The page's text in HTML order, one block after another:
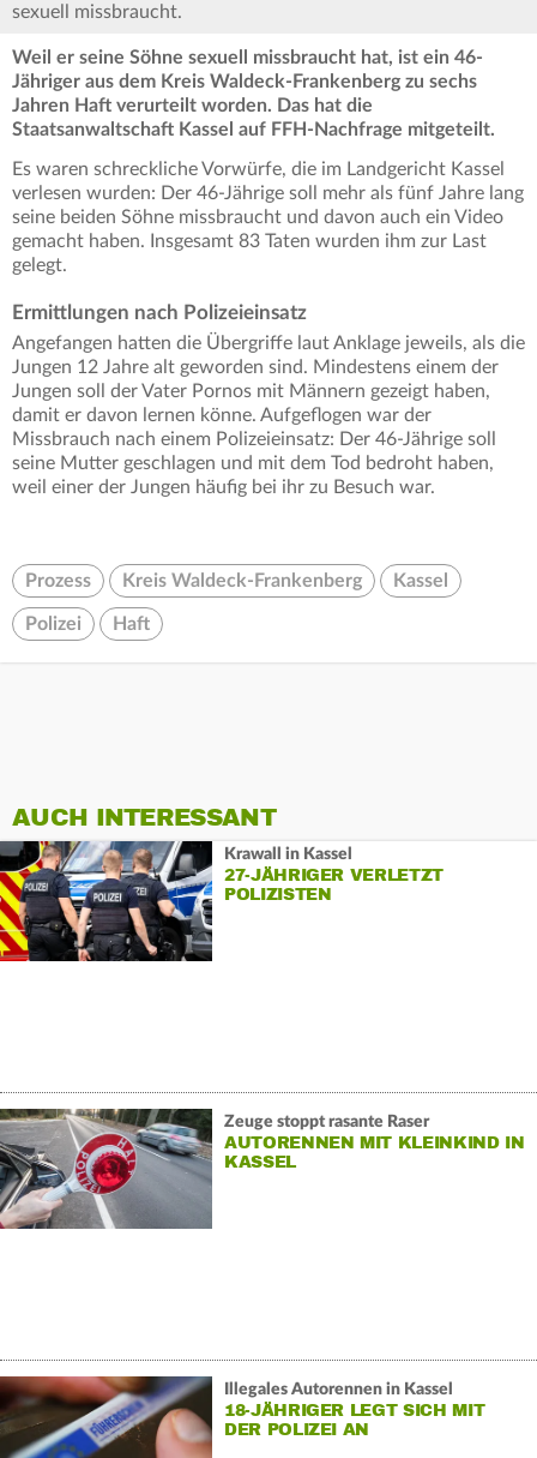
sexuell missbraucht.
Weil er seine Söhne sexuell missbraucht hat, ist ein 46-
Jähriger aus dem Kreis Waldeck-Frankenberg zu sechs
Jahren Haft verurteilt worden. Das hat die
Staatsanwaltschaft Kassel auf FFH-Nachfrage mitgeteilt.
Es waren schreckliche Vorwürfe, die im Landgericht Kassel
verlesen wurden: Der 46-Jährige soll mehr als fünf Jahre lang
seine beiden Söhne missbraucht und davon auch ein Video
gemacht haben. Insgesamt 83 Taten wurden ihm zur Last
gelegt.
Ermittlungen nach Polizeieinsatz
Angefangen hatten die Übergriffe laut Anklage jeweils, als die
Jungen 12 Jahre alt geworden sind. Mindestens einem der
Jungen soll der Vater Pornos mit Männern gezeigt haben,
damit er davon lernen könne. Aufgeflogen war der
Missbrauch nach einem Polizeieinsatz: Der 46-Jährige soll
seine Mutter geschlagen und mit dem Tod bedroht haben,
weil einer der Jungen häufig bei ihr zu Besuch war.
Prozess Kreis Waldeck-Frankenberg Kassel
Polizei Haft
AUCH INTERESSANT
Krawall in Kassel
27-JÄHRIGER VERLETZT
POLIZISTEN
Zeuge stoppt rasante Raser
AUTORENNEN MIT KLEINKIND IN
KASSEL
Illegales Autorennen in Kassel
18-JÄHRIGER LEGT SICH MIT
DER POLIZEI AN